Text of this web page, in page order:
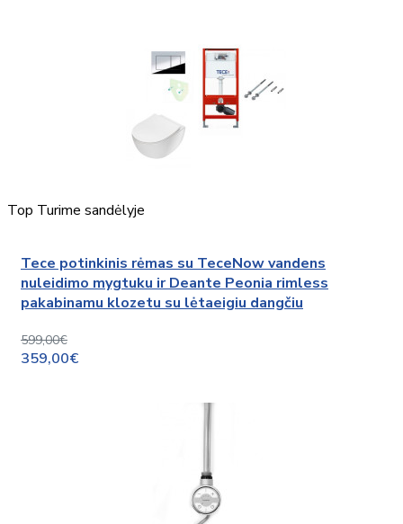
Top Turime sandėlyje
Tece potinkinis rėmas su TeceNow vandens
nuleidimo mygtuku ir Deante Peonia rimless
pakabinamu klozetu su lėtaeigiu dangčiu
599,00€
359,00€